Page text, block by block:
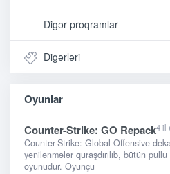
Digər proqramlar
Digərləri
Oyunlar
Counter-Strike: GO Repack4 il
Counter-Strike: Global Offensive
yenilənmələr quraşdırılıb, bütün
oyunudur. Oyunçu